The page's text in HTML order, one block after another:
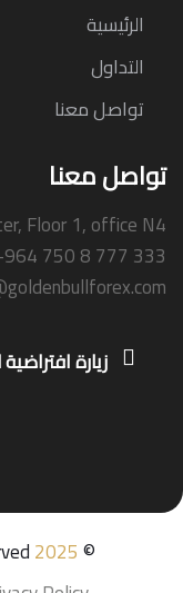
الرئيسية
التداول
تواصل معنا
تواصل معنا
Floor 1, office N4
750 8 777 333
زيارة
©
2025